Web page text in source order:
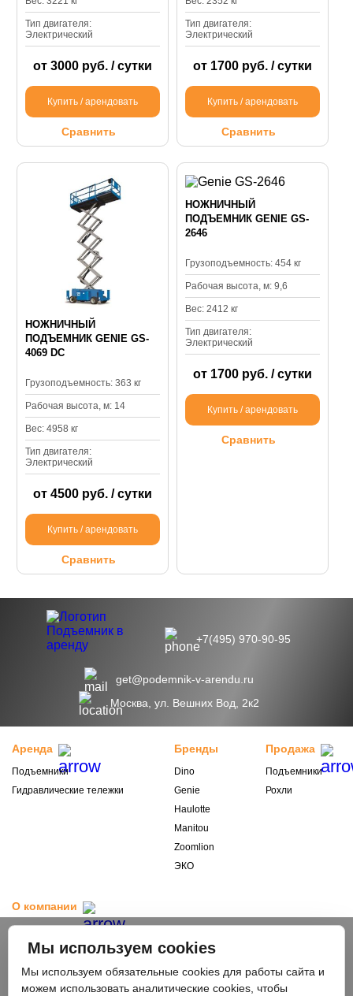
Тип двигателя:
Электрический
от 3000 руб. / сутки
Купить / арендовать
Сравнить
Тип двигателя:
Электрический
от 1700 руб. / сутки
Купить / арендовать
Сравнить
НОЖНИЧНЫЙ
ПОДЪЕМНИК GENIE GS-
4069 DC
Грузоподъемность: 363 кг
Рабочая высота, м: 14
Вес: 4958 кг
Тип двигателя:
Электрический
от 4500 руб. / сутки
Купить / арендовать
Сравнить
НОЖНИЧНЫЙ
ПОДЪЕМНИК GENIE GS-
2646
Грузоподъемность: 454 кг
Рабочая высота, м: 9,6
Вес: 2412 кг
Тип двигателя:
Электрический
от 1700 руб. / сутки
Купить / арендовать
Сравнить
+7(495) 970-90-95
get@podemnik-v-arendu.ru
Москва, ул. Вешних Вод, 2к2
Аренда
Подъемники
Гидравлические тележки
Бренды
Dino
Genie
Haulotte
Manitou
Zoomlion
ЭКО
Продажа
Подъемники
Рохли
О компании
Выкуп техники
Доставка
Оплата
Акции
Мы используем cookies
Мы используем обязательные cookies для работы сайта и
можем использовать аналитические cookies, чтобы